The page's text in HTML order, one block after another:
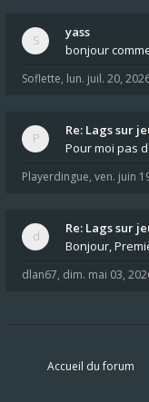
yass
bonjour
Soflette, lun. juil. 20,
Re: Lags sur
Pour moi pas
Playerdingue, ven. juin
Re: Lags sur
Bonjour,
dlan67, dim. mai 03,
Accueil du forum